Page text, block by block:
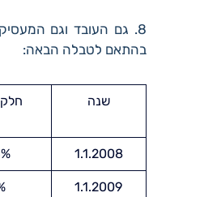
8. גם העובד וגם
בהתאם לטבלה הבאה:
שנה
1.1.2008
1.1.2009